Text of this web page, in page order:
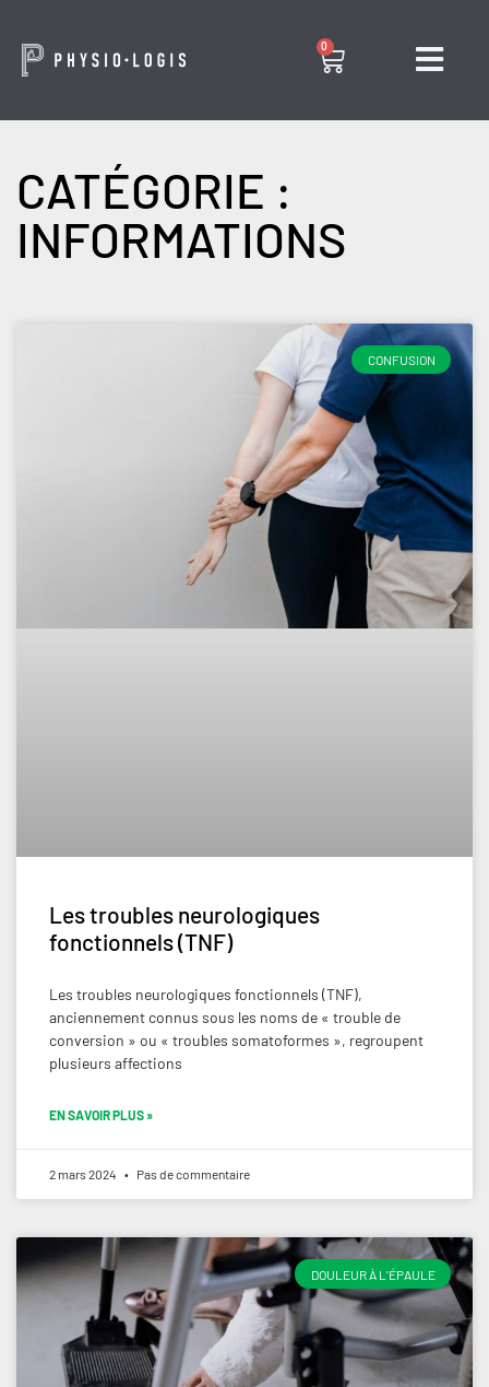
0
CATÉGORIE :
INFORMATIONS
CONFUSION
Les troubles neurologiques
fonctionnels (TNF)
Les troubles neurologiques fonctionnels (TNF),
anciennement connus sous les noms de « trouble de
conversion » ou « troubles somatoformes », regroupent
plusieurs affections
EN SAVOIR PLUS »
2 mars 2024 Pas de commentaire
DOULEUR À L'ÉPAULE